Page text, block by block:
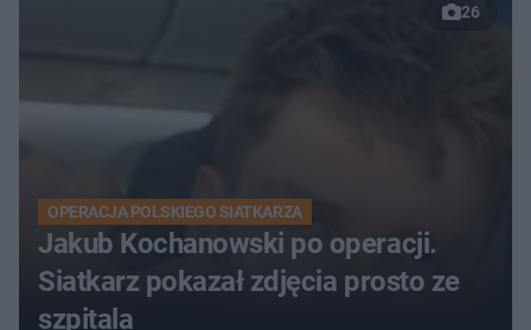
26
OPERACJA POLSKIEGO SIATKARZA
Jakub Kochanowski po operacji.
Siatkarz pokazał zdjęcia prosto ze
szpitala